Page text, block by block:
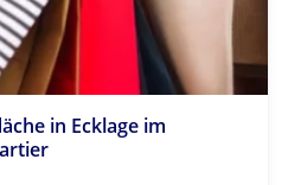
in Ecklage im